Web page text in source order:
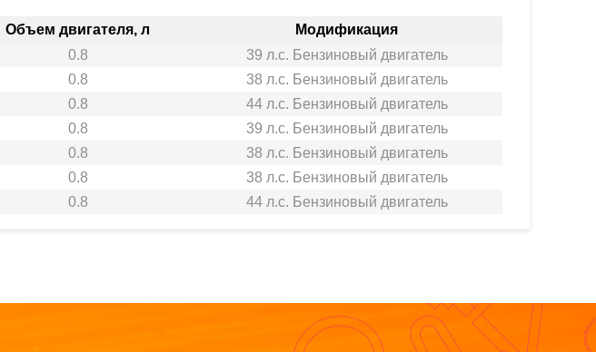
Объем двигателя, л
Модификация
0.8
39 л.с. Бензиновый двигатель
0.8
38 л.с. Бензиновый двигатель
0.8
44 л.с. Бензиновый двигатель
0.8
39 л.с. Бензиновый двигатель
0.8
38 л.с. Бензиновый двигатель
0.8
38 л.с. Бензиновый двигатель
0.8 44 л.с. Бензиновый двигатель